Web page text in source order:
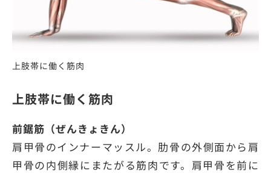
上肢帯に働く筋肉
上肢帯に働く筋肉
前鋸筋（ぜんきょきん）
肩甲骨のインナーマッスル。肋骨の外側面から肩
甲骨の内側縁にまたがる筋肉です。肩甲骨を前に